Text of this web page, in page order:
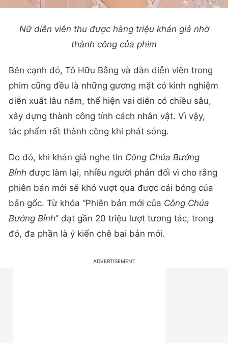
Nữ diễn viên thu được hàng triệu khán giả nhờ
thành công của phim
Bên cạnh đó, Tô Hữu Bằng và dàn diễn viên trong
phim cũng đều là những gương mặt có kinh nghiệm
diễn xuất lâu năm, thể hiện vai diễn có chiều sâu,
xây dựng thành công tính cách nhân vật. Vì vậy,
tác phẩm rất thành công khi phát sóng.
Do đó, khi khán giả nghe tin Công Chúa Bướng
Bỉnh được làm lại, nhiều người phản đối vì cho rằng
phiên bản mới sẽ khó vượt qua được cái bóng của
bản gốc. Từ khóa “Phiên bản mới của Công Chúa
Bướng Bỉnh” đạt gần 20 triệu lượt tương tác, trong
đó, đa phần là ý kiến chê bai bản mới.